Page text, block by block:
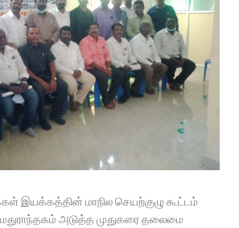
இயக்கத்தின் மாநில செயற்குழு கூட்டம்
அடுத்த முதுகரை தலைமை